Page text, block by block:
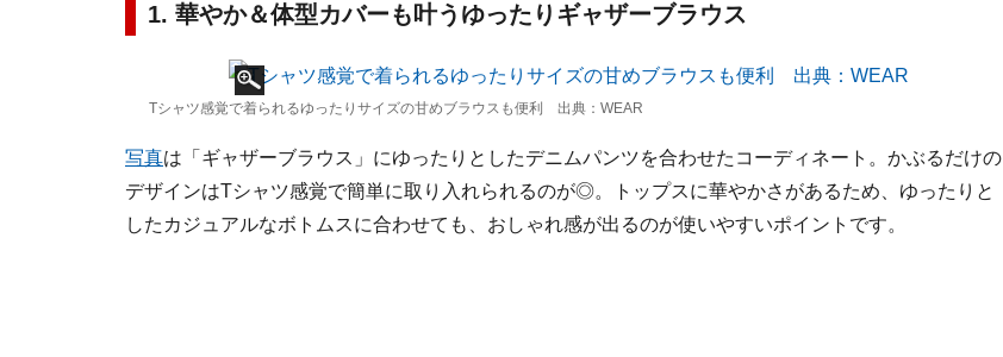
1. 華やか＆体型カバーも叶うゆったりギャザーブラウス
Tシャツ感覚で着られるゆったりサイズの甘めブラウスも便利 出典：WEAR
写真は「ギャザーブラウス」にゆったりとしたデニムパンツを合わせたコーディネート。かぶるだけの
デザインはTシャツ感覚で簡単に取り入れられるのが◎。トップスに華やかさがあるため、ゆったりと
したカジュアルなボトムスに合わせても、おしゃれ感が出るのが使いやすいポイントです。